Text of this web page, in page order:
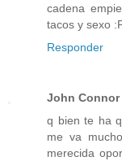
cadena
tacos y sexo
Responder
John Connor
q bien te ha
me va
merecida